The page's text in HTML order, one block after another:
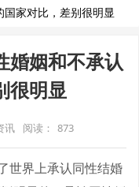
家对比，差别很明显
婚姻和不承认
很明显
讯 阅读： 873
世界上承认同性结婚